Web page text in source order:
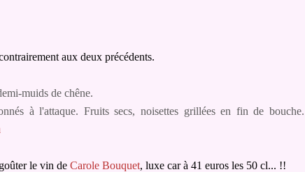
aux deux précédents.
muids de chêne.
à l'attaque. Fruits secs, noisettes grillées en fin de bouche.
le vin de Carole Bouquet, luxe car à 41 euros les 50 cl... !!